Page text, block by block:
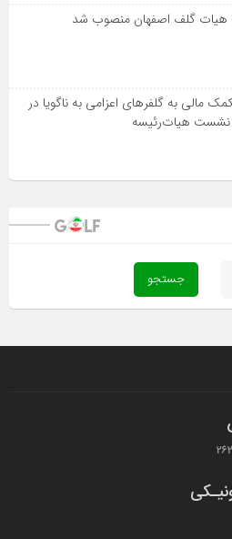
گلف اصفهان منصوب شد
مالی به گلفرهای اعزامی به ناگویا در
نشست هیات‌رئیسه